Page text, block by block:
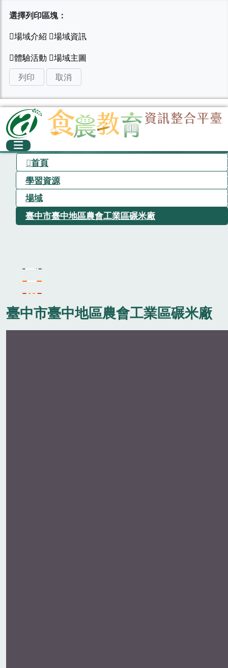
選擇列印區塊：
列印 取消
首頁
學習資源
場域
臺中市臺中地區農會工業區碾米廠
臺中市臺中地區農會工業區碾米廠